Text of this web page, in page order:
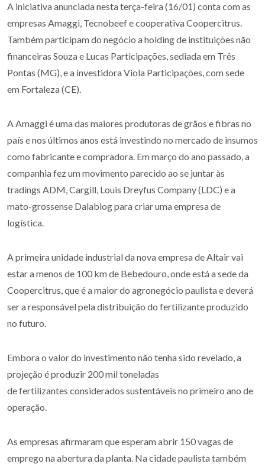
A iniciativa anunciada nesta terça-feira (16/01) conta com as
empresas Amaggi, Tecnobeef e cooperativa Coopercitrus.
Também participam do negócio a holding de instituições não
financeiras Souza e Lucas Participações, sediada em Três
Pontas (MG), e a investidora Viola Participações, com sede
em Fortaleza (CE).
A Amaggi é uma das maiores produtoras de grãos e fibras no
país e nos últimos anos está investindo no mercado de insumos
como fabricante e compradora. Em março do ano passado, a
companhia fez um movimento parecido ao se juntar às
tradings ADM, Cargill, Louis Dreyfus Company (LDC) e a
mato-grossense Dalablog para criar uma empresa de
logística.
A primeira unidade industrial da nova empresa de Altair vai
estar a menos de 100 km de Bebedouro, onde está a sede da
Coopercitrus, que é a maior do agronegócio paulista e deverá
ser a responsável pela distribuição do fertilizante produzido
no futuro.
Embora o valor do investimento não tenha sido revelado, a
projeção é produzir 200 mil toneladas
de fertilizantes considerados sustentáveis no primeiro ano de
operação.
As empresas afirmaram que esperam abrir 150 vagas de
emprego na abertura da planta. Na cidade paulista também